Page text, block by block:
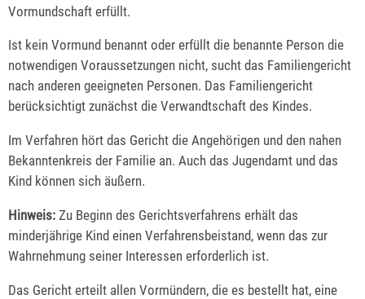
Vormundschaft erfüllt.
Ist kein Vormund benannt oder erfüllt die benannte Person die
notwendigen Voraussetzungen nicht, sucht das Familiengericht
nach anderen geeigneten Personen. Das Familiengericht
berücksichtigt zunächst die Verwandtschaft des Kindes.
Im Verfahren hört das Gericht die Angehörigen und den nahen
Bekanntenkreis der Familie an. Auch das Jugendamt und das
Kind können sich äußern.
Hinweis: Zu Beginn des Gerichtsverfahrens erhält das
minderjährige Kind einen Verfahrensbeistand, wenn das zur
Wahrnehmung seiner Interessen erforderlich ist.
Das Gericht erteilt allen Vormündern, die es bestellt hat, eine